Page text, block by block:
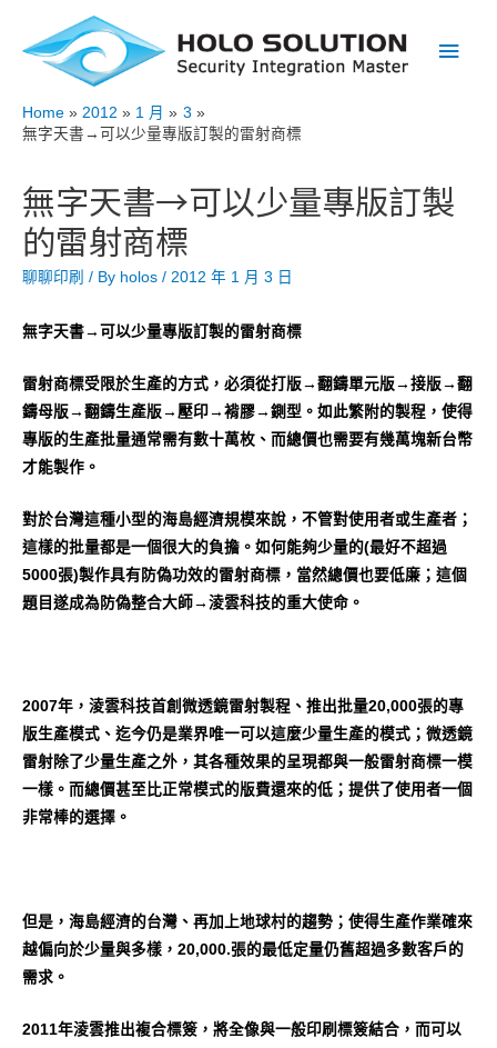
Main
Home 2012 1 月
3
無字天書→可以少量專版訂製的雷射商標
無字天書→可以少量專版訂製
的雷射商標
聊聊印刷 / By holos / 2012 年 1 月 3 日
無字天書→可以少量專版訂製的雷射商標
雷射商標受限於生產的方式，必須從打版→翻鑄單元版→接版→翻
鑄母版→翻鑄生產版→壓印→褙膠→鍘型。如此繁附的製程，使得
專版的生產批量通常需有數十萬枚、而總價也需要有幾萬塊新台幣
才能製作。
對於台灣這種小型的海島經濟規模來說，不管對使用者或生產者；
這樣的批量都是一個很大的負擔。如何能夠少量的(最好不超過
5000張)製作具有防偽功效的雷射商標，當然總價也要低廉；這個
題目遂成為防偽整合大師→淩雲科技的重大使命。
2007年，淩雲科技首創微透鏡雷射製程、推出批量20,000張的專
版生產模式、迄今仍是業界唯一可以這麼少量生產的模式；微透鏡
雷射除了少量生產之外，其各種效果的呈現都與一般雷射商標一模
一樣。而總價甚至比正常模式的版費還來的低；提供了使用者一個
非常棒的選擇。
但是，海島經濟的台灣、再加上地球村的趨勢；使得生產作業確來
越偏向於少量與多樣，20,000.張的最低定量仍舊超過多數客戶的
需求。
2011年淩雲推出複合標簽，將全像與一般印刷標簽結合，而可以